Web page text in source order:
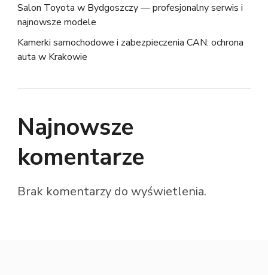
Salon Toyota w Bydgoszczy — profesjonalny serwis i
najnowsze modele
Kamerki samochodowe i zabezpieczenia CAN: ochrona
auta w Krakowie
Najnowsze
komentarze
Brak komentarzy do wyświetlenia.